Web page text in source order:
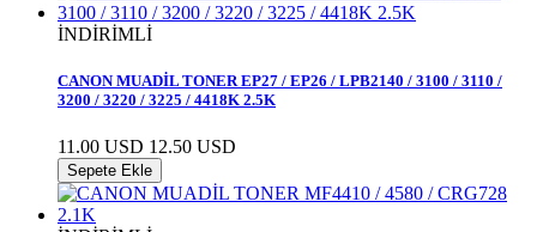
İNDİRİMLİ
CANON MUADİL TONER EP27 / EP26 / LPB2140 / 3100 / 3110 /
3200 / 3220 / 3225 / 4418K 2.5K
11.00 USD 12.50 USD
Sepete Ekle